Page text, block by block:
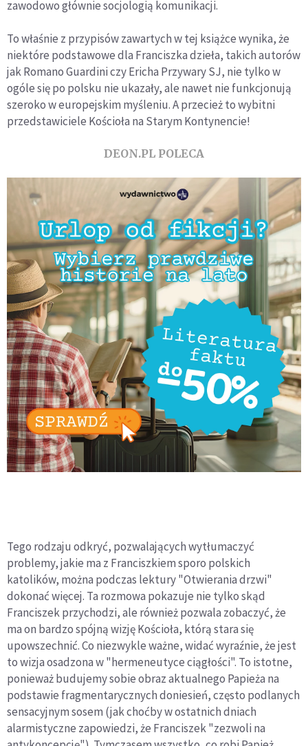
zawodowo głównie socjologią komunikacji.
To właśnie z przypisów zawartych w tej książce wynika, że
niektóre podstawowe dla Franciszka dzieła, takich autorów
jak Romano Guardini czy Ericha Przywary SJ, nie tylko w
ogóle się po polsku nie ukazały, ale nawet nie funkcjonują
szeroko w europejskim myśleniu. A przecież to wybitni
przedstawiciele Kościoła na Starym Kontynencie!
DEON.PL POLECA
Tego rodzaju odkryć, pozwalających wytłumaczyć
problemy, jakie ma z Franciszkiem sporo polskich
katolików, można podczas lektury "Otwierania drzwi"
dokonać więcej. Ta rozmowa pokazuje nie tylko skąd
Franciszek przychodzi, ale również pozwala zobaczyć, że
ma on bardzo spójną wizję Kościoła, którą stara się
upowszechnić. Co niezwykle ważne, widać wyraźnie, że jest
to wizja osadzona w "hermeneutyce ciągłości". To istotne,
ponieważ budujemy sobie obraz aktualnego Papieża na
podstawie fragmentarycznych doniesień, często podlanych
sensacyjnym sosem (jak choćby w ostatnich dniach
alarmistyczne zapowiedzi, że Franciszek "zezwoli na